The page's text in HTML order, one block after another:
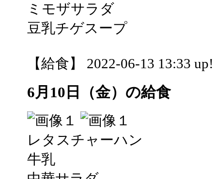
ミモザサラダ
豆乳チゲスープ
【給食】 2022-06-13 13:33 up!
6月10日（金）の給食
レタスチャーハン
牛乳